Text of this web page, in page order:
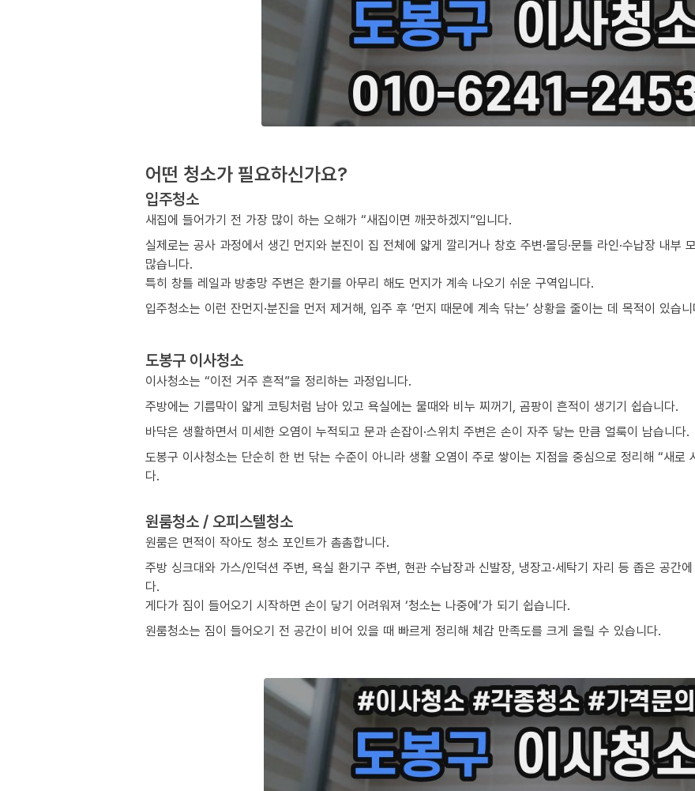
어떤 청소가 필요하신가요?
입주청소
새집에 들어가기 전 가장 많이 하는 오해가 “새집이면 깨끗하겠지”입니다.
실제로는 공사 과정에서 생긴 먼지와 분진이 집 전체에 얇게 깔리거나 창호 주변·몰딩·문틀 라인·수납장 내부
많습니다.
특히 창틀 레일과 방충망 주변은 환기를 아무리 해도 먼지가 계속 나오기 쉬운 구역입니다.
입주청소는 이런 잔먼지·분진을 먼저 제거해, 입주 후 ‘먼지 때문에 계속 닦는’ 상황을 줄이는 데 목적이 있습니
도봉구 이사청소
이사청소는 “이전 거주 흔적”을 정리하는 과정입니다.
주방에는 기름막이 얇게 코팅처럼 남아 있고 욕실에는 물때와 비누 찌꺼기, 곰팡이 흔적이 생기기 쉽습니다.
바닥은 생활하면서 미세한 오염이 누적되고 문과 손잡이·스위치 주변은 손이 자주 닿는 만큼 얼룩이 남습니다.
도봉구 이사청소는 단순히 한 번 닦는 수준이 아니라 생활 오염이 주로 쌓이는 지점을 중심으로 정리해 “새로
다.
원룸청소 / 오피스텔청소
원룸은 면적이 작아도 청소 포인트가 촘촘합니다.
주방 싱크대와 가스/인덕션 주변, 욕실 환기구 주변, 현관 수납장과 신발장, 냉장고·세탁기 자리 등 좁은 공간
다.
게다가 짐이 들어오기 시작하면 손이 닿기 어려워져 ‘청소는 나중에’가 되기 쉽습니다.
원룸청소는 짐이 들어오기 전 공간이 비어 있을 때 빠르게 정리해 체감 만족도를 크게 올릴 수 있습니다.